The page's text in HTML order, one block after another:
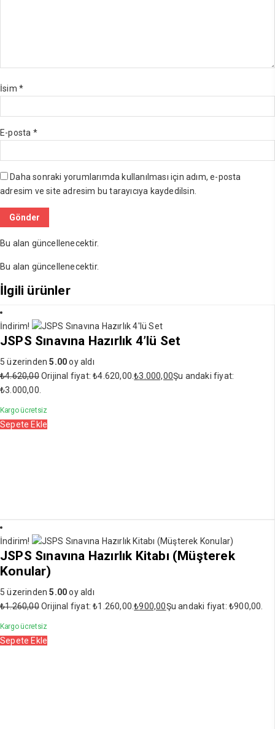
İsim *
E-posta *
Daha sonraki yorumlarımda kullanılması için adım, e-posta
adresim ve site adresim bu tarayıcıya kaydedilsin.
Bu alan güncellenecektir.
Bu alan güncellenecektir.
İlgili ürünler
İndirim!
JSPS Sınavına Hazırlık 4’lü Set
5 üzerinden5.00oy aldı
₺4.620,00 Orijinal fiyat: ₺4.620,00.₺3.000,00Şu andaki fiyat:
₺3.000,00.
Kargo ücretsiz
Sepete Ekle
İndirim!
JSPS Sınavına Hazırlık Kitabı (Müşterek
Konular)
5 üzerinden5.00oy aldı
₺1.260,00 Orijinal fiyat: ₺1.260,00.₺900,00Şu andaki fiyat: ₺900,00.
Kargo ücretsiz
Sepete Ekle